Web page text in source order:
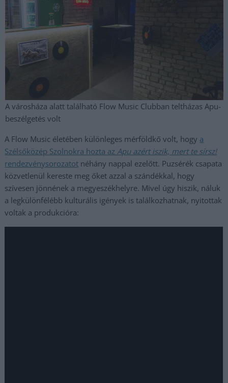
A városháza alatt található Flow Music Clubban teltházas Apu-
beszélgetés volt
A Flow Music életében különleges mérföldkő volt, hogy a
Szélsőközép Szolnokra hozta azApu azért iszik, mert te sírsz!
rendezvénysorozatot néhány nappal ezelőtt. Puzsérék csapata
közvetlenül kereste meg őket azzal a szándékkal, hogy
szívesen jönnének a megyeszékhelyre. Mivel úgy hiszik, náluk
a legkülönfélébb kulturális igények is találkozhatnak, nyitottak
voltak a produkcióra: